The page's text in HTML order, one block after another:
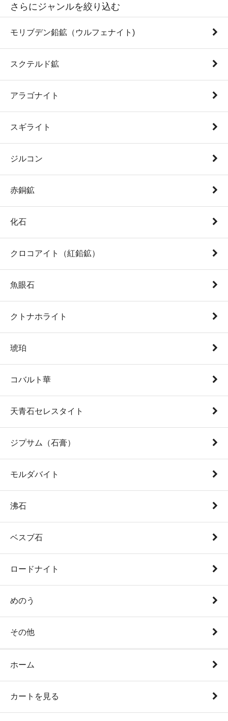
さらにジャンルを絞り込む
モリブデン鉛鉱（ウルフェナイト)
スクテルド鉱
アラゴナイト
スギライト
ジルコン
赤銅鉱
化石
クロコアイト（紅鉛鉱）
魚眼石
クトナホライト
琥珀
コバルト華
天青石セレスタイト
ジプサム（石膏）
モルダバイト
沸石
ベスブ石
ロードナイト
めのう
その他
ホーム
カートを見る